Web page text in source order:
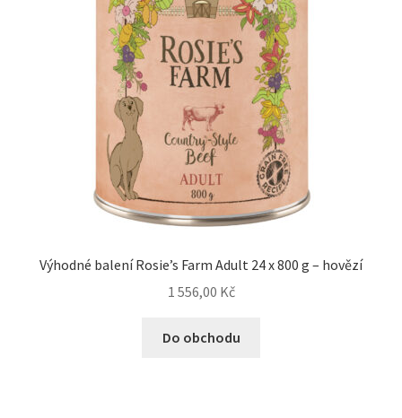
Výhodné balení Rosie’s Farm Adult 24 x 800 g – hovězí
1 556,00 Kč
Do obchodu